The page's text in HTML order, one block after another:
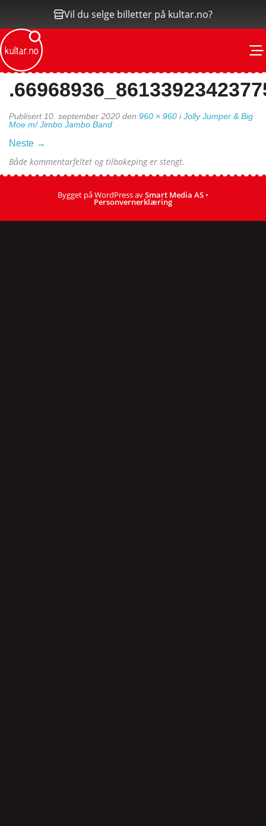
Vil du selge billetter på kultar.no?
Publisert 10. september 2020 den 960 × 960 iJolly Jumper & Big
Moe m/ Jimbo Jambo Band
Neste →
Både kommentarfeltet og tilbakeping er stengt.
Bygget på WordPress avSmart Media AS •
Personvernerklæring